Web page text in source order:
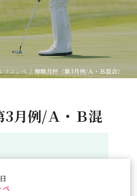
フコンペ 神無月杯（第3月例/Ａ・Ｂ混合）
3月例/Ａ・Ｂ混
ペ